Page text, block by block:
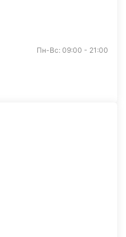
Пн-Вс: 09:00 - 21:00